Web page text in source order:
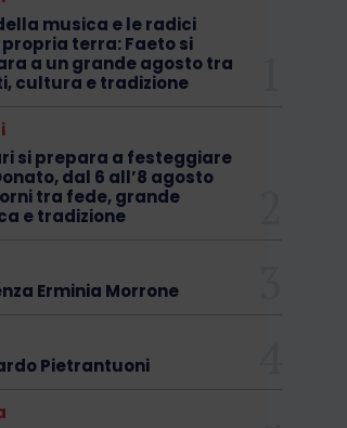
musica e le radici
terra: Faeto si
a un grande agosto tra
cultura e tradizione
si prepara a festeggiare
dal 6 all’8 agosto
tra fede, grande
e tradizione
Erminia Morrone
Pietrantuoni